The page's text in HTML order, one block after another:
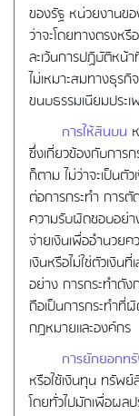
ของรัฐ หน่วยงานข
ว่าจะโดยทางตรงห
ละเว้นการปฏิบัติหน้า
ไม่เหมาะสมทางธุร
ขนบธรรมเนียมประ
การให้สินบน
ซึ่งเกี่ยวข้องกับการ
ก็ตาม ไม่ว่าจะเป็นตั
ต่อการกระทำ การ
ความรับผิดชอบอย่า
จ่ายเงินเพื่ออำนวย
เงินหรือไม่ใช่ตัวเงิน
อย่าง การกระทำดัง
ถือเป็นการกระทำที่
กฎหมายและองค์กร
การยักยอกท
หรือใช้เงินทุน ทรัพย์
โดยทั่วไปมักเพื่อผล